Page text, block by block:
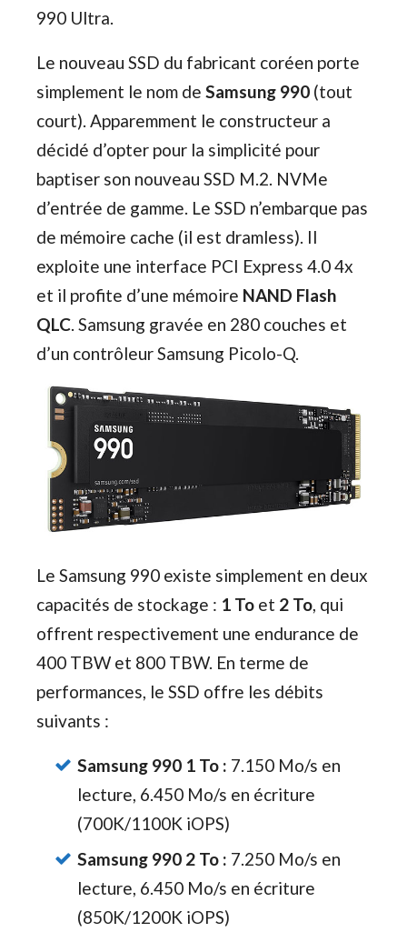
990 Ultra.
Le nouveau SSD du fabricant coréen porte
simplement le nom de Samsung 990 (tout
court). Apparemment le constructeur a
décidé d’opter pour la simplicité pour
baptiser son nouveau SSD M.2. NVMe
d’entrée de gamme. Le SSD n’embarque pas
de mémoire cache (il est dramless). Il
exploite une interface PCI Express 4.0 4x
et il profite d’une mémoire NAND Flash
QLC. Samsung gravée en 280 couches et
d’un contrôleur Samsung Picolo-Q.
Le Samsung 990 existe simplement en deux
capacités de stockage : 1 To et 2 To, qui
offrent respectivement une endurance de
400 TBW et 800 TBW. En terme de
performances, le SSD offre les débits
suivants :
Samsung 990 1 To : 7.150 Mo/s en
lecture, 6.450 Mo/s en écriture
(700K/1100K iOPS)
Samsung 990 2 To : 7.250 Mo/s en
lecture, 6.450 Mo/s en écriture
(850K/1200K iOPS)